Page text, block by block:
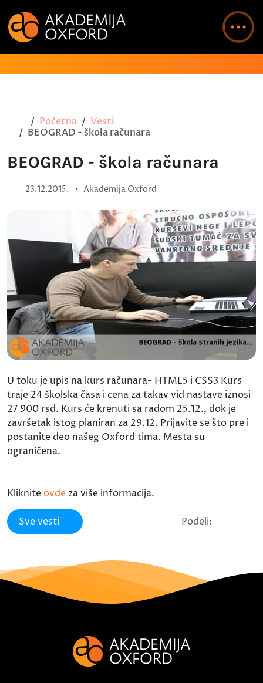
Početna
Vesti
BEOGRAD - škola računara
BEOGRAD - škola računara
23.12.2015. • Akademija Oxford
U toku je upis na kurs računara- HTML5 i CSS3 Kurs
traje 24 školska časa i cena za takav vid nastave iznosi
27 900 rsd. Kurs će krenuti sa radom 25.12., dok je
završetak istog planiran za 29.12. Prijavite se što pre i
postanite deo našeg Oxford tima. Mesta su
ograničena.
Kliknite ovde za više informacija.
Sve vesti Podeli: